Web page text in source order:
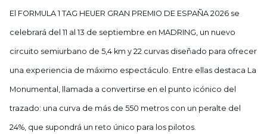
El FORMULA 1 TAG HEUER GRAN PREMIO DE ESPAÑA 2026 se
celebrará del 11 al 13 de septiembre en MADRING, un nuevo
circuito semiurbano de 5,4 km y 22 curvas diseñado para ofrecer
una experiencia de máximo espectáculo. Entre ellas destaca La
Monumental, llamada a convertirse en el punto icónico del
trazado: una curva de más de 550 metros con un peralte del
24%, que supondrá un reto único para los pilotos.